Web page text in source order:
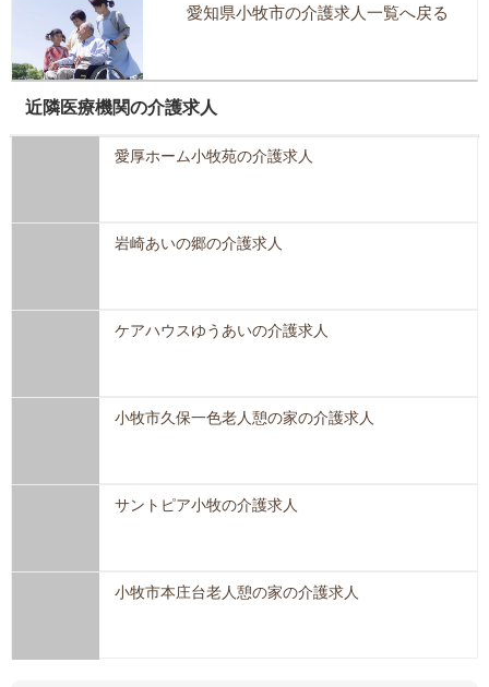
愛知県小牧市の介護求人一覧へ戻る
近隣医療機関の介護求人
愛厚ホーム小牧苑の介護求人
岩崎あいの郷の介護求人
ケアハウスゆうあいの介護求人
小牧市久保一色老人憩の家の介護求人
サントピア小牧の介護求人
小牧市本庄台老人憩の家の介護求人